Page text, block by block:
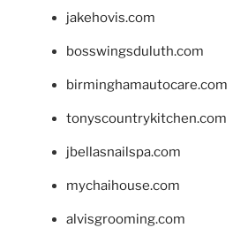
jakehovis.com
bosswingsduluth.com
birminghamautocare.com
tonyscountrykitchen.com
jbellasnailspa.com
mychaihouse.com
alvisgrooming.com